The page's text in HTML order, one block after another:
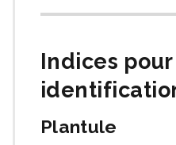
Indices
Plantule